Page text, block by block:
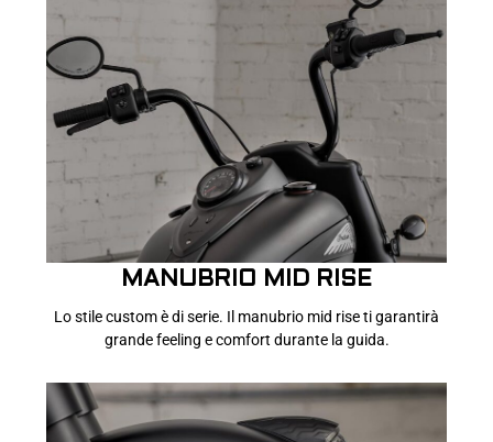
MANUBRIO MID RISE
Lo stile custom è di serie. Il manubrio mid rise ti garantirà
grande feeling e comfort durante la guida.